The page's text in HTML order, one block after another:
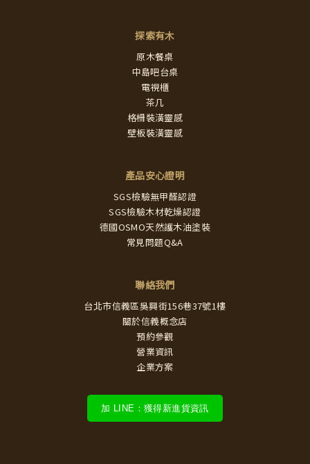
探索有木
原木餐桌
中島吧台桌
電視櫃
茶几
格柵裝潢靈感
壁板裝潢靈感
產品安心證明
SGS檢驗無甲醛認證
SGS檢驗木材乾燥認證
德國OSMO天然護木油塗裝
常見問題Q&A
聯絡我們
台北市信義區吳興街156巷37號1樓
關於信義概念店
預約參觀
營業資訊
企業方案
加 LINE：獲得新進貨資訊